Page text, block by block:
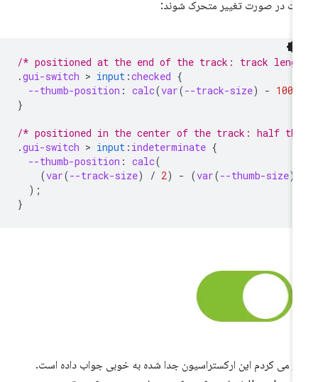
در صورت تغییر متحرک شوند:
/* positioned at the end of the track: track
.gui-switch > input:checked
--thumb-position: calc(var(--track-size -
/* positioned in the center of the track: half
.gui-switch > input:indeterminate
--thumb-position: calc
(var(--track-size / 2 - (var(--thumb-size
می کردم این ارکستراسیون جدا شده به خوبی جواب داده است.